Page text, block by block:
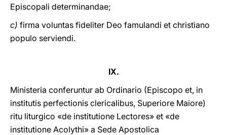
Episcopali determinandae;
c) firma voluntas fideliter Deo famulandi et christiano
populo serviendi.
IX.
Ministeria cοnferuntur ab Ordinario (Episcopo et, in
institutis perfectionis clericalibus, Superiore Maiore)
ritu liturgico «de institutione Lectores» et «de
institutione Acolythi» a Sede Apostolica